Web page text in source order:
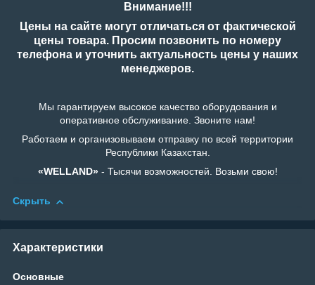
Внимание!!!
Цены на сайте могут отличаться от фактической
цены товара. Просим позвонить по номеру
телефона и уточнить актуальность цены у наших
менеджеров.
Мы гарантируем высокое качество оборудования и
оперативное обслуживание. Звоните нам!
Работаем и организовываем отправку по всей территории
Республики Казахстан.
«WELLAND»- Тысячи возможностей. Возьми свою!
Скрыть
Характеристики
Основные